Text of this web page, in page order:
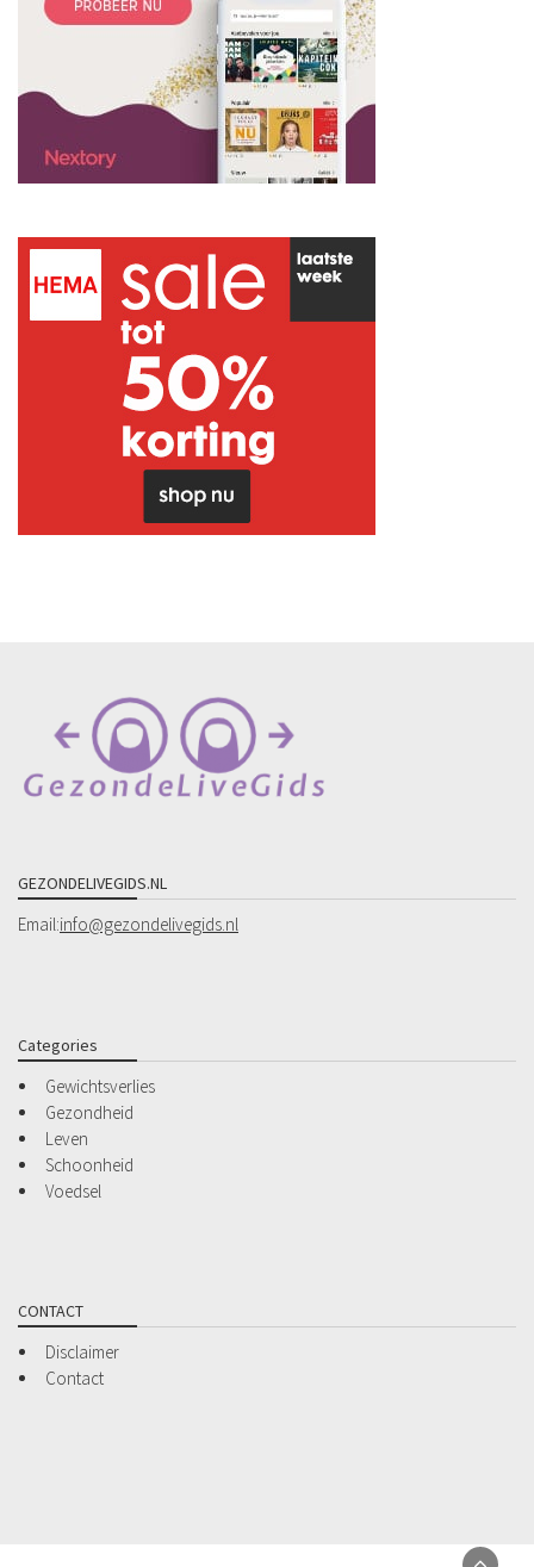
GEZONDELIVEGIDS.NL
Email:info@gezondelivegids.nl
Categories
Gewichtsverlies
Gezondheid
Leven
Schoonheid
Voedsel
CONTACT
Disclaimer
Contact